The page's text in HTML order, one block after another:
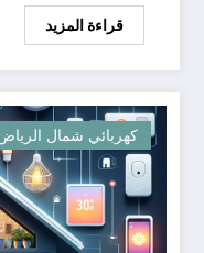
قراءة المزيد
كهربائي شمال